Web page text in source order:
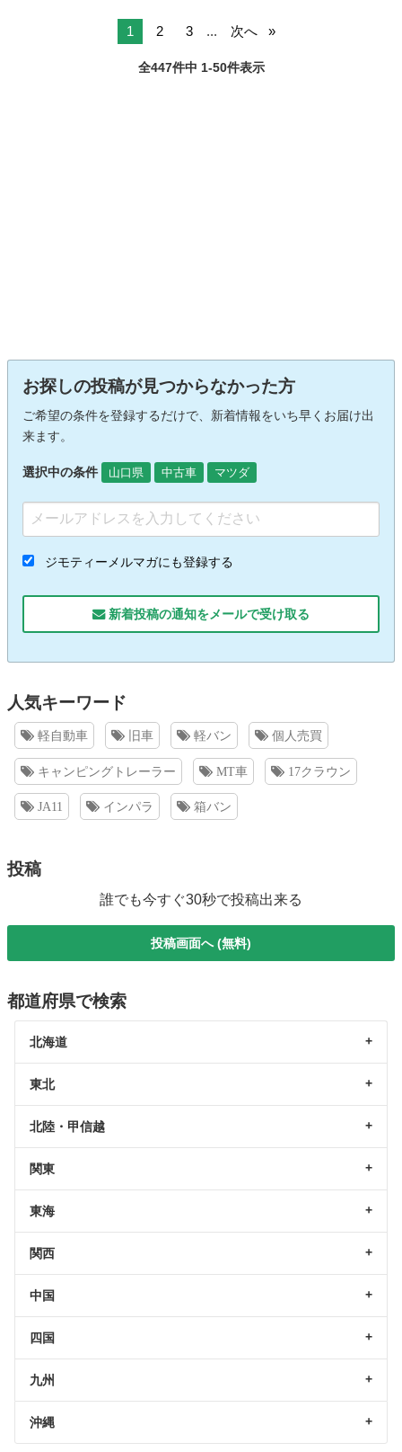
1 2 3 ... 次へ
全447件中 1-50件表示
お探しの投稿が見つからなかった方
ご希望の条件を登録するだけで、新着情報をいち早くお届け出
来ます。
選択中の条件 山口県 中古車 マツダ
ジモティーメルマガにも登録する
新着投稿の通知をメールで受け取る
人気キーワード
軽自動車 旧車 軽バン 個人売買
キャンピングトレーラー MT車 17クラウン
JA11 インパラ 箱バン
投稿
誰でも今すぐ30秒で投稿出来る
投稿画面へ (無料)
都道府県で検索
北海道
東北
北陸・甲信越
関東
東海
関西
中国
四国
九州
沖縄